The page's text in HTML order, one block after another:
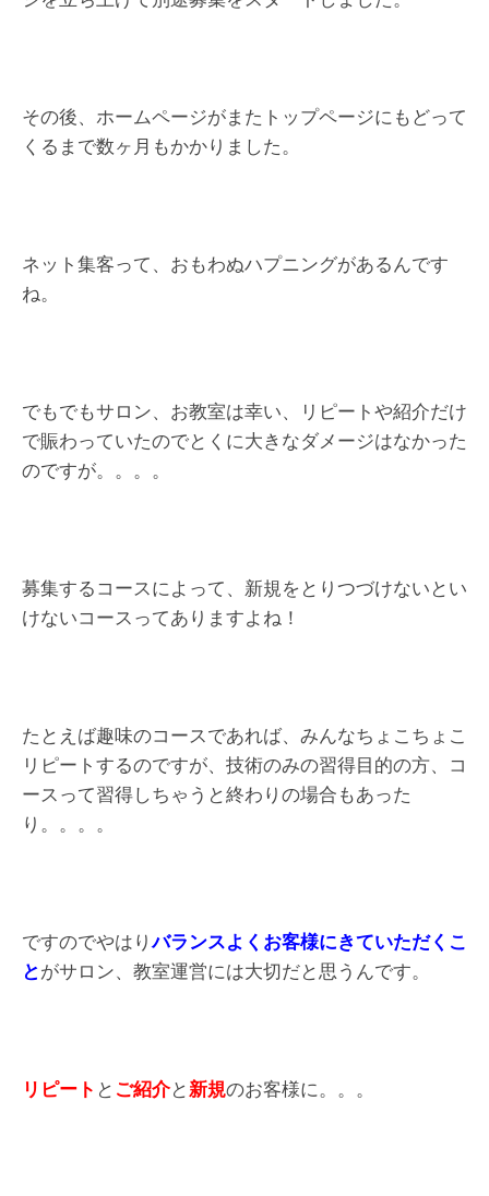
その後、ホームページがまたトップページにもどって
くるまで数ヶ月もかかりました。
ネット集客って、おもわぬハプニングがあるんです
ね。
でもでもサロン、お教室は幸い、リピートや紹介だけ
で賑わっていたのでとくに大きなダメージはなかった
のですが。。。。
募集するコースによって、新規をとりつづけないとい
けないコースってありますよね！
たとえば趣味のコースであれば、みんなちょこちょこ
リピートするのですが、技術のみの習得目的の方、コ
ースって習得しちゃうと終わりの場合もあった
り。。。。
ですのでやはりバランスよくお客様にきていただくこ
とがサロン、教室運営には大切だと思うんです。
リピート と ご紹介と新規のお客様に。。。